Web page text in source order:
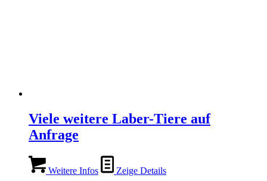
Viele weitere Laber-Tiere auf
Anfrage
Weitere Infos Zeige Details